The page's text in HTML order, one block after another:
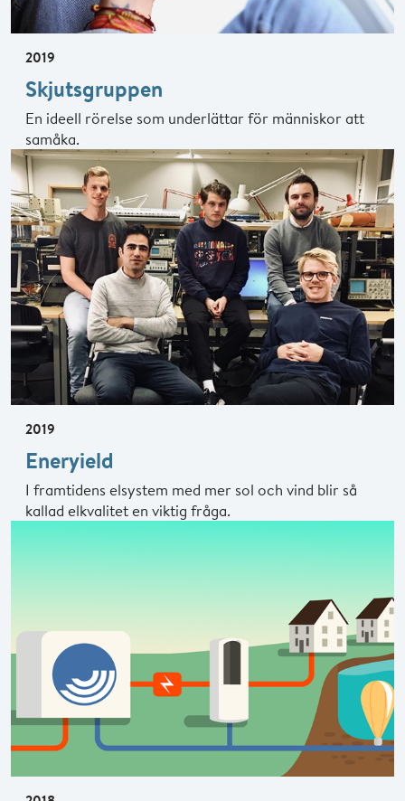
2019
Skjutsgruppen
En ideell rörelse som underlättar för människor att
samåka.
2019
Eneryield
I framtidens elsystem med mer sol och vind blir så
kallad elkvalitet en viktig fråga.